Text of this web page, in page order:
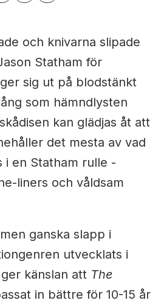
och knivarna slipade
Statham för
sig ut på blodstänkt
som hämndlysten
kan glädjas åt att
det mesta av vad
i en Statham rulle -
liners och våldsam
ganska slapp i
utvecklats i
känslan att The
in bättre för 10-15 år